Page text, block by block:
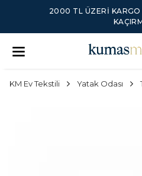
2000 TL ÜZERI KARGO
KM Ev Tekstili Yatak Odası